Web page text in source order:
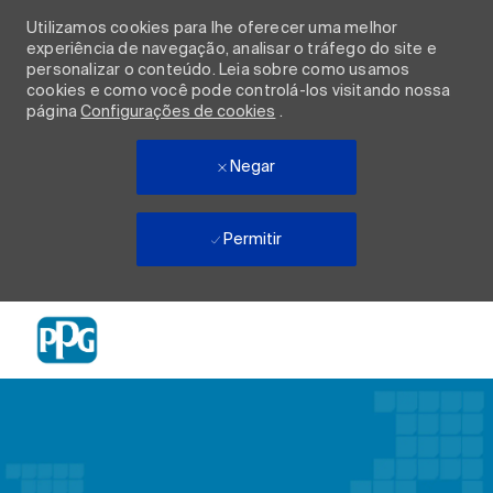
Utilizamos cookies para lhe oferecer uma melhor
experiência de navegação, analisar o tráfego do site e
personalizar o conteúdo. Leia sobre como usamos
cookies e como você pode controlá-los visitando nossa
páginaConfigurações de cookies .
Negar
Permitir